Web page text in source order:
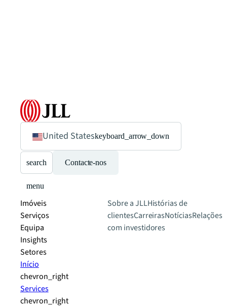
United Stateskeyboard_arrow_down
search Contacte-nos
menu
Imóveis
Serviços
Equipa
Insights
Setores
Sobre a JLLHistórias de
clientesCarreirasNotíciasRelações
com investidores
Início
chevron_right
Services
chevron_right